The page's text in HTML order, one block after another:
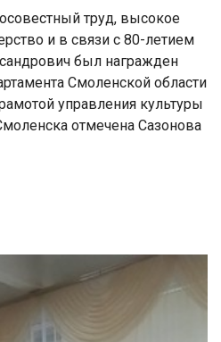
труд, высокое
и в связи с 80-летием
был награжден
Смоленской области
управления культуры
отмечена Сазонова